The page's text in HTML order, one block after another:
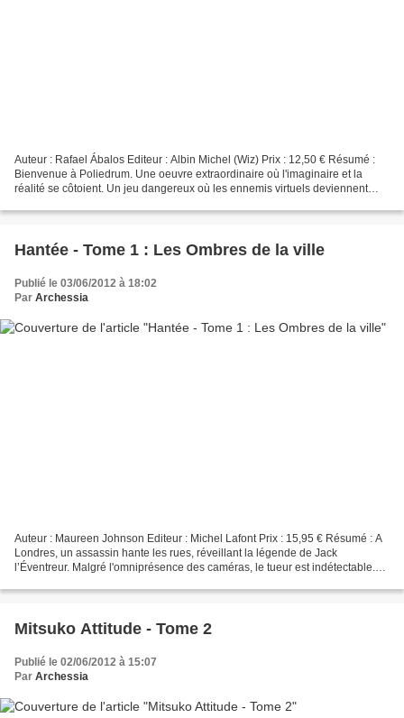
Auteur : Rafael Ábalos Editeur : Albin Michel (Wiz) Prix : 12,50 € Résumé :
Bienvenue à Poliedrum. Une oeuvre extraordinaire où l'imaginaire et la
réalité se côtoient. Un jeu dangereux où les ennemis virtuels deviennent
Hantée - Tome 1 : Les Ombres de la ville
Publié le 03/06/2012 à 18:02
Par Archessia
Auteur : Maureen Johnson Editeur : Michel Lafont Prix : 15,95 € Résumé : A
Londres, un assassin hante les rues, réveillant la légende de Jack
l’Éventreur. Malgré l'omniprésence des caméras, le tueur est indétectable.
Mitsuko Attitude - Tome 2
Publié le 02/06/2012 à 15:07
Par Archessia